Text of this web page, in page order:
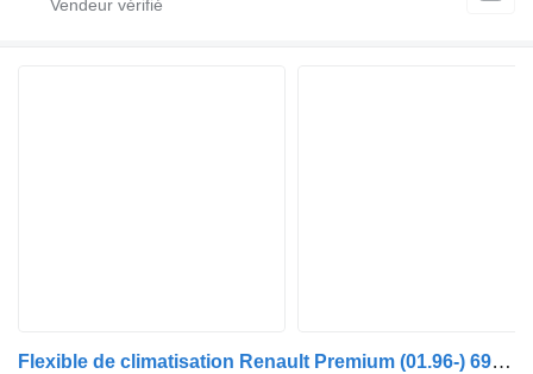
Flexible de climatisation Renault Premium (01.96-) 698853 44511 pour tracteur routier Renault Premium, Premium 2 (1996-2014)